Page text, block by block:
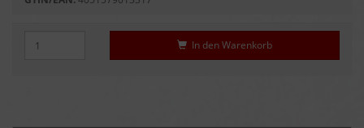
In den Warenkorb